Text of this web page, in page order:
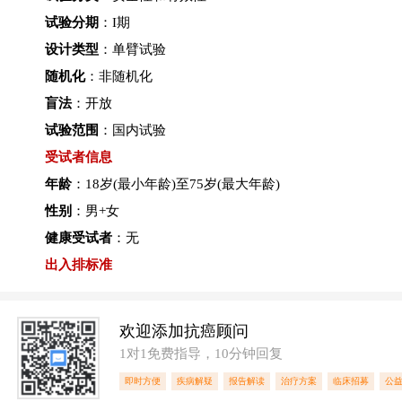
试验分期 ：I期
设计类型 ：单臂试验
随机化：非随机化
盲法：开放
试验范围 ：国内试验
受试者信息
年龄 ：18岁(最小年龄)至75岁(最大年龄)
性别 ：男+女
健康受试者 ：无
出入排标准
欢迎添加抗癌顾问
1对1免费指导，10分钟回复
即时方便 疾病解疑 报告解读 治疗方案 临床招募 公